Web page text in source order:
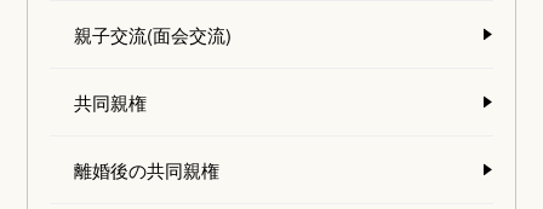
親子交流(面会交流)
共同親権
離婚後の共同親権